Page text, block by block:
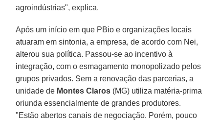
agroindústrias", explica.
Após um início em que PBio e organizações locais
atuaram em sintonia, a empresa, de acordo com Nei,
alterou sua política. Passou-se ao incentivo à
integração, com o esmagamento monopolizado pelos
grupos privados. Sem a renovação das parcerias, a
unidade de Montes Claros (MG) utiliza matéria-prima
oriunda essencialmente de grandes produtores.
"Estão abertos canais de negociação. Porém, pouco